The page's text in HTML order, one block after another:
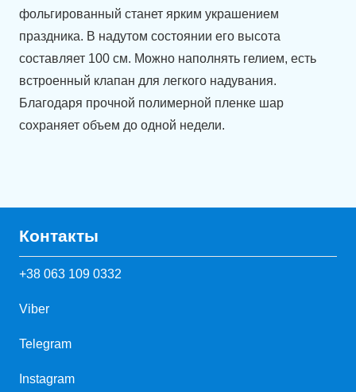
фольгированный станет ярким украшением
праздника. В надутом состоянии его высота
составляет 100 см. Можно наполнять гелием, есть
встроенный клапан для легкого надувания.
Благодаря прочной полимерной пленке шар
сохраняет объем до одной недели.
Контакты
+38 063 109 0332
Viber
Telegram
Instagram